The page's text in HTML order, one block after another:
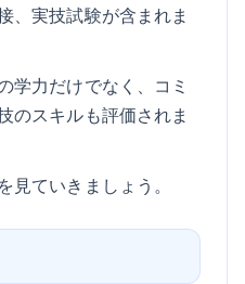
、実技試験が含まれま
学力だけでなく、コミ
のスキルも評価されま
ていきましょう。